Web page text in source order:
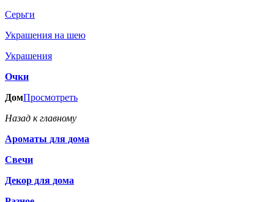
Серьги
Украшения на шею
Украшения
Очки
ДомПросмотреть
Назад к главному
Ароматы для дома
Свечи
Декор для дома